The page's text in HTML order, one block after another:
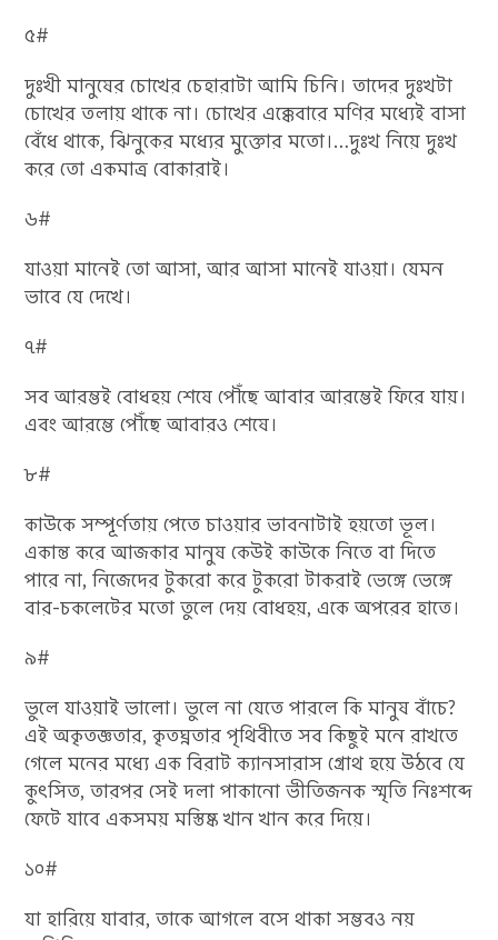
৫#
দুঃখী মানুষের চোখের চেহারাটা আমি চিনি। তাদের দুঃখটা
চোখের তলায় থাকে না। চোখের এক্কেবারে মণির মধ্যেই বাসা
বেঁধে থাকে, ঝিনুকের মধ্যের মুক্তোর মতো।…দুঃখ নিয়ে দুঃখ
করে তো একমাত্র বোকারাই।
৬#
যাওয়া মানেই তো আসা, আর আসা মানেই যাওয়া। যেমন
ভাবে যে দেখে।
৭#
সব আরম্ভই বোধহয় শেষে পৌঁছে আবার আরম্ভেই ফিরে যায়।
এবং আরম্ভে পৌঁছে আবারও শেষে।
৮#
কাউকে সম্পূর্ণতায় পেতে চাওয়ার ভাবনাটাই হয়তো ভূল।
একান্ত করে আজকার মানুষ কেউই কাউকে নিতে বা দিতে
পারে না, নিজেদের টুকরো করে টুকরো টাকরাই ভেঙ্গে ভেঙ্গে
বার-চকলেটের মতো তুলে দেয় বোধহয়, একে অপরের হাতে।
৯#
ভুলে যাওয়াই ভালো। ভুলে না যেতে পারলে কি মানুষ বাঁচে?
এই অকৃতজ্ঞতার, কৃতঘ্নতার পৃথিবীতে সব কিছুই মনে রাখতে
গেলে মনের মধ্যে এক বিরাট ক্যানসারাস গ্ৰোথ হয়ে উঠবে যে
কুৎসিত, তারপর সেই দলা পাকানো ভীতিজনক স্মৃতি নিঃশব্দে
ফেটে যাবে একসময় মস্তিষ্ক খান খান করে দিয়ে।
১০#
যা হারিয়ে যাবার, তাকে আগলে বসে থাকা সম্ভবও নয়